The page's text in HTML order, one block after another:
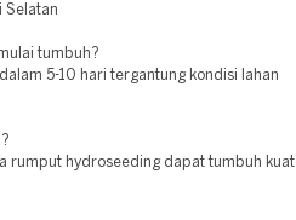
Selatan
tumbuh?
5-10 hari tergantung kondisi lahan
rumput hydroseeding dapat tumbuh kuat